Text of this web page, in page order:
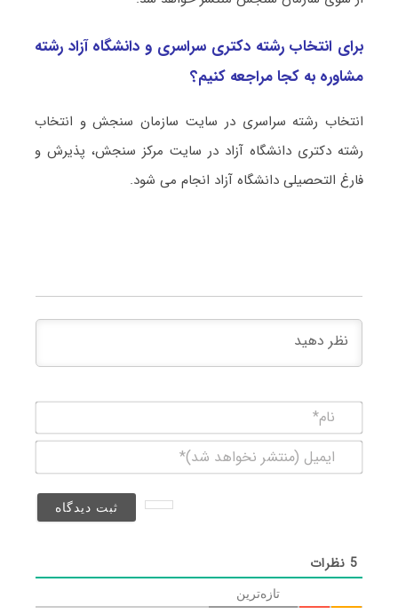
برای انتخاب رشته دکتری سراسری و دانشگاه آزاد رشته
ﻣﺸﺎوره به کجا مراجعه کنیم؟
انتخاب رشته سراسری در سایت سازمان سنجش و انتخاب
رشته دکتری دانشگاه آزاد در سایت مرکز سنجش، پذیرش و
فارغ التحصیلی دانشگاه آزاد انجام می شود.
(منتشر
5 نظرات
تازه‌ترین